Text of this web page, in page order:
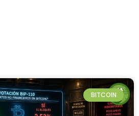
BITCOIN